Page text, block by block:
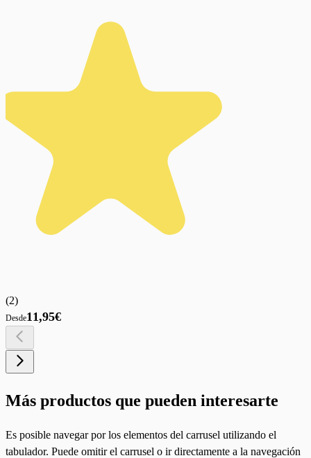
(2)
Desde11,95€
Más productos que pueden interesarte
Es posible navegar por los elementos del carrusel utilizando el
tabulador. Puede omitir el carrusel o ir directamente a la navegación